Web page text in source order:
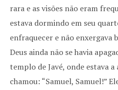
rara e as visões não eram
estava dormindo em seu
enfraquecer e não enxergava
Deus ainda não se havia
templo de Javé, onde estava a
chamou: “Samuel, Samuel!”